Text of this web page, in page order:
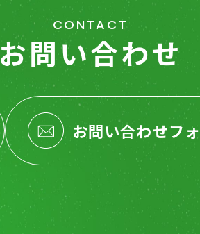
CONTACT
お問い合わせ
お問い合わせフ